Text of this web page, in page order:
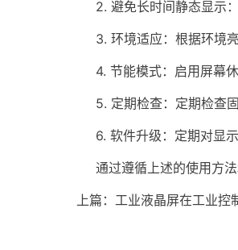
2. 避免长时间静态显示：
3. 环境适应：根据环境亮
4. 节能模式：启用屏幕休
5. 定期检查：定期检查固
6. 软件升级：定期对显示
通过遵循上述的使用方法
上篇： 工业液晶屏在工业控